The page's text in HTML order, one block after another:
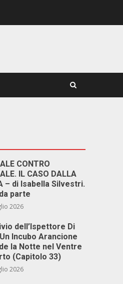
CONTRO
IL CASO DALLA
– di Isabella Silvestri.
parte
2026
dell’Ispettore Di
Incubo Arancione
la Notte nel Ventre
(Capitolo 33)
2026